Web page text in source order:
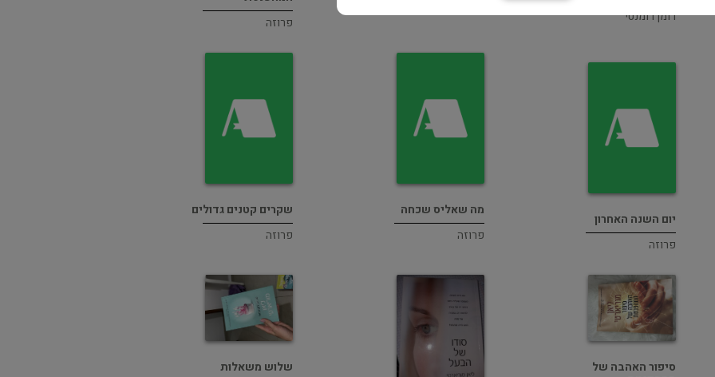
רומן רומנטי
פרוזה
יום השנה האחרון
פרוזה
מה שאליס שכחה
פרוזה
שקרים קטנים גדולים
פרוזה
סיפור האהבה של
שלוש משאלות